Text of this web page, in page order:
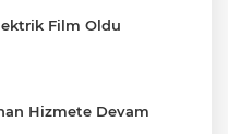
Film Oldu
Hizmete Devam